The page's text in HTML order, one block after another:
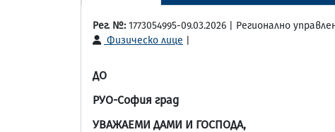
Рег. №: 1773054995-09.03.2026 | Регионално
Физическо лице
ДО
РУО-София град
УВАЖАЕМИ ДАМИ И ГОСПОДА,